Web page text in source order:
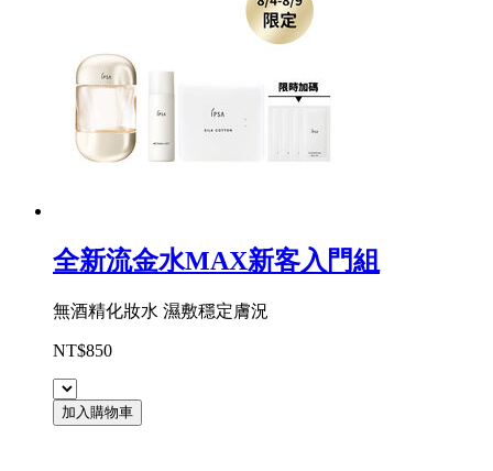
全新流金水MAX新客入門組
無酒精化妝水 濕敷穩定膚況
NT$850
加入購物車